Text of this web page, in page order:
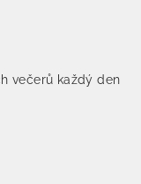
večerů každý den